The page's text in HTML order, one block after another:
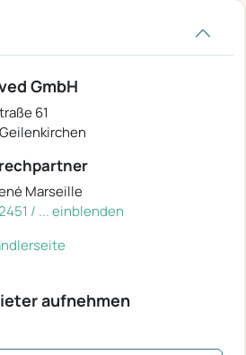
GmbH
61
Marseille
/ ... einblenden
aufnehmen